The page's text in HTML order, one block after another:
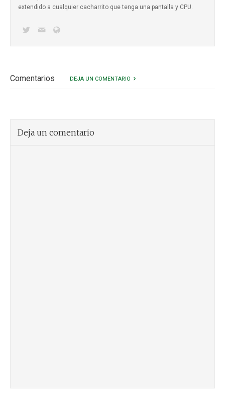
extendido a cualquier cacharrito que tenga una pantalla y CPU.
Comentarios DEJA UN COMENTARIO
Deja un comentario